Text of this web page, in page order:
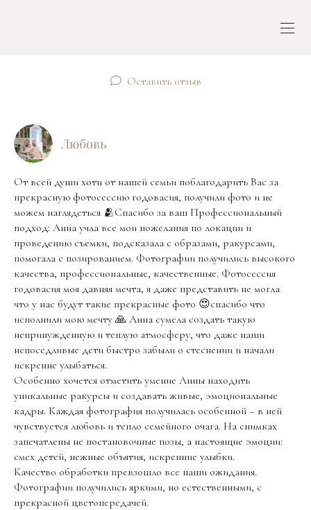
Оставить отзыв
Любовь
От всей души хоти от нашей семьи поблагодарить Вас за
прекрасную фотосессию годовасия, получили фото и не
можем наглядеться 🫂Спасибо за ваш Профессиональный
подход: Анна учла все мои пожелания по локации и
проведению съемки, подсказала с образами, ракурсами,
помогала с позированием. Фотографии получились высокого
качества, профессиональные, качественные. Фотосессия
годовасия моя давняя мечта, я даже представить не могла
что у нас будут такие прекрасные фото 😍спасибо что
исполнили мою мечту 🙏 Анна сумела создать такую
непринужденную и теплую атмосферу, что даже наши
непоседливые дети быстро забыли о стеснении и начали
искренне улыбаться.
Особенно хочется отметить умение Анны находить
уникальные ракурсы и создавать живые, эмоциональные
кадры. Каждая фотография получилась особенной – в ней
чувствуется любовь и тепло семейного очага. На снимках
запечатлены не постановочные позы, а настоящие эмоции:
смех детей, нежные объятия, искренние улыбки.
Качество обработки превзошло все наши ожидания.
Фотографии получились яркими, но естественными, с
прекрасной цветопередачей.